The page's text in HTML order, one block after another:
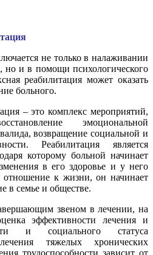
не только в налаживании
но и в помощи психологического
реабилитация может оказать
больного.
– это комплекс мероприятий,
эмоциональной
возвращение социальной и
Реабилитация является
которому больной начинает
в его здоровье и у него
отношение к жизни, он начинает
в семье и обществе.
звеном в лечении, на
эффективности лечения и
и социального статуса
тяжелых хронических